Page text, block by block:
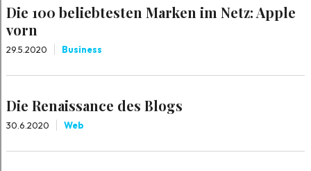
Die 100 beliebtesten Marken im Netz: Apple
vorn
29.5.2020 Business
Die Renaissance des Blogs
30.6.2020 Web